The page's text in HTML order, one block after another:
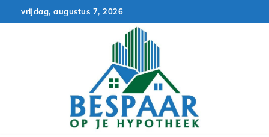
to
vrijdag, augustus 7, 2026